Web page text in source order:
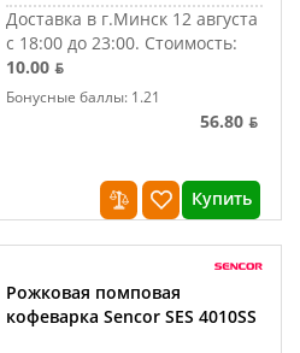
Доставка в г.Минск 12 августа
с 18:00 до 23:00. Стоимость:
10.00 ƃ
Бонусные баллы: 1.21
56.80 ƃ
Купить
Рожковая помповая
кофеварка Sencor SES 4010SS